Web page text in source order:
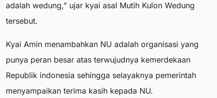
adalah wedung,” ujar kyai asal Mutih Kulon Wedung
tersebut.
Kyai Amin menambahkan NU adalah organisasi yang
punya peran besar atas terwujudnya kemerdekaan
Republik indonesia sehingga selayaknya pemerintah
menyampaikan terima kasih kepada NU.